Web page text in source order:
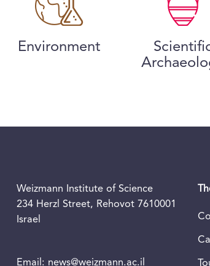
Environment
Weizmann Institute of Science
234 Herzl Street, Rehovot 7610001
Israel
Email: news@weizmann.ac.il